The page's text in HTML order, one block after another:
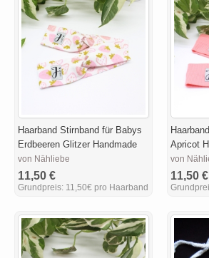
Haarband Stirnband für Babys
Erdbeeren Glitzer Handmade
von Nähliebe
11,50 €
Grundpreis: 11,50€ pro Haarband
Apricot
von
11,50 €